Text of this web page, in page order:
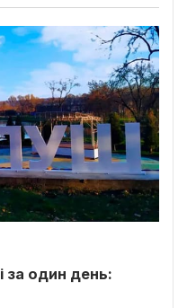
за один день: